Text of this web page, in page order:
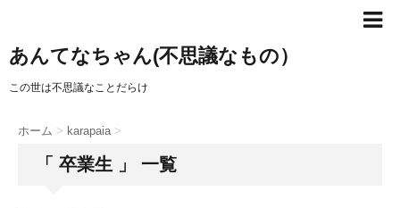
あんてなちゃん(不思議なもの）
この世は不思議なことだらけ
ホーム > karapaia >
「 卒業生 」 一覧